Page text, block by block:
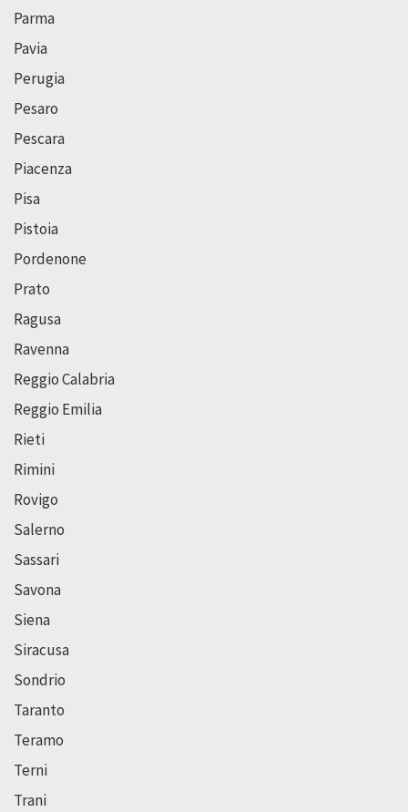
Parma
Pavia
Perugia
Pesaro
Pescara
Piacenza
Pisa
Pistoia
Pordenone
Prato
Ragusa
Ravenna
Reggio Calabria
Reggio Emilia
Rieti
Rimini
Rovigo
Salerno
Sassari
Savona
Siena
Siracusa
Sondrio
Taranto
Teramo
Terni
Trani